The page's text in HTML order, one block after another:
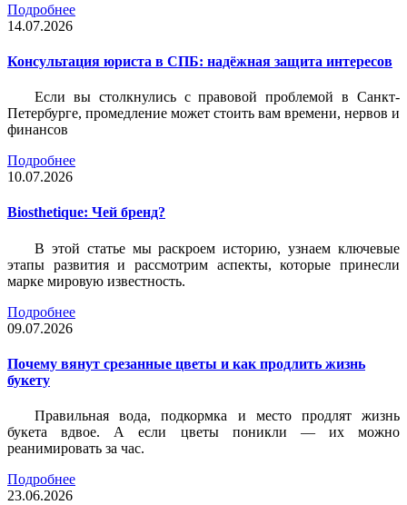
Подробнее
14.07.2026
Консультация юриста в СПБ: надёжная защита интересов
Если вы столкнулись с правовой проблемой в Санкт-
Петербурге, промедление может стоить вам времени, нервов и
финансов
Подробнее
10.07.2026
Biosthetique: Чей бренд?
В этой статье мы раскроем историю, узнаем ключевые
этапы развития и рассмотрим аспекты, которые принесли
марке мировую известность.
Подробнее
09.07.2026
Почему вянут срезанные цветы и как продлить жизнь
букету
Правильная вода, подкормка и место продлят жизнь
букета вдвое. А если цветы поникли — их можно
реанимировать за час.
Подробнее
23.06.2026